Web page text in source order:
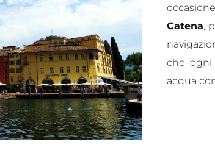
Catena,
che ogni
acqua